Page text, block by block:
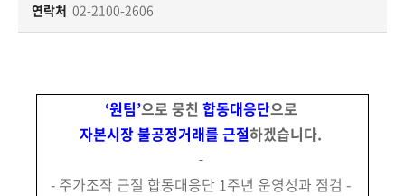
연락처 02-2100-2606
‘원팀’으로 뭉친 합동대응단으로
자본시장 불공정거래를 근절하겠습니다.
- 주가조작 근절 합동대응단 1주년 운영성과 점검 -